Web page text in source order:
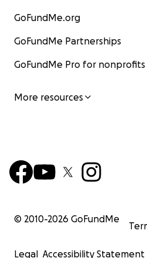
GoFundMe.org
GoFundMe Partnerships
GoFundMe Pro for nonprofits
More resources
© 2010-2026 GoFundMe
Legal Accessibility Statement